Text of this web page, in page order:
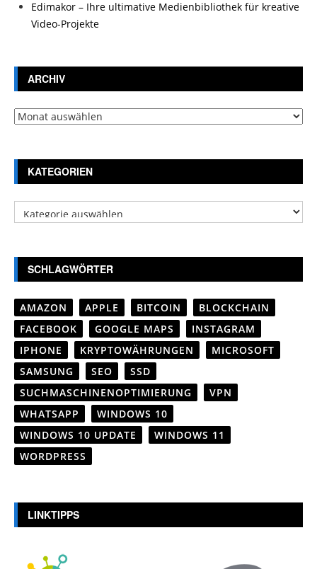
Edimakor – Ihre ultimative Medienbibliothek für kreative
Video-Projekte
ARCHIV
Archiv
KATEGORIEN
Kategorien
SCHLAGWÖRTER
AMAZON APPLE BITCOIN
BLOCKCHAIN
FACEBOOK
GOOGLE MAPS
INSTAGRAM
IPHONE
KRYPTOWÄHRUNGEN
MICROSOFT
SAMSUNG
SEO
SSD
SUCHMASCHINENOPTIMIERUNG
VPN
WHATSAPP
WINDOWS 10
WINDOWS 10 UPDATE
WINDOWS 11
WORDPRESS
LINKTIPPS